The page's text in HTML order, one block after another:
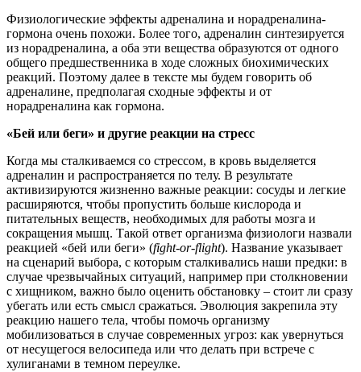
Физиологические эффекты адреналина и норадреналина-
гормона очень похожи. Более того, адреналин синтезируется
из норадреналина, а оба эти вещества образуются от одного
общего предшественника в ходе сложных биохимических
реакций. Поэтому далее в тексте мы будем говорить об
адреналине, предполагая сходные эффекты и от
норадреналина как гормона.
«Бей или беги» и другие реакции на стресс
Когда мы сталкиваемся со стрессом, в кровь выделяется
адреналин и распространяется по телу. В результате
активизируются жизненно важные реакции: сосуды и легкие
расширяются, чтобы пропустить больше кислорода и
питательных веществ, необходимых для работы мозга и
сокращения мышц. Такой ответ организма физиологи назвали
реакцией «бей или беги» (fight-or-flight). Название указывает
на сценарий выбора, с которым сталкивались наши предки: в
случае чрезвычайных ситуаций, например при столкновении
с хищником, важно было оценить обстановку – стоит ли сразу
убегать или есть смысл сражаться. Эволюция закрепила эту
реакцию нашего тела, чтобы помочь организму
мобилизоваться в случае современных угроз: как увернуться
от несущегося велосипеда или что делать при встрече с
хулиганами в темном переулке.